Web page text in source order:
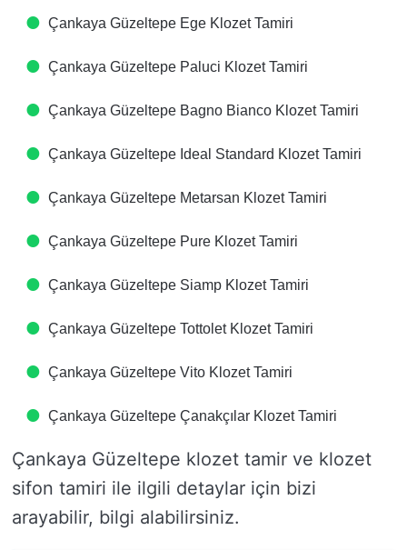
Çankaya Güzeltepe Ege Klozet Tamiri
Çankaya Güzeltepe Paluci Klozet Tamiri
Çankaya Güzeltepe Bagno Bianco Klozet Tamiri
Çankaya Güzeltepe Ideal Standard Klozet Tamiri
Çankaya Güzeltepe Metarsan Klozet Tamiri
Çankaya Güzeltepe Pure Klozet Tamiri
Çankaya Güzeltepe Siamp Klozet Tamiri
Çankaya Güzeltepe Tottolet Klozet Tamiri
Çankaya Güzeltepe Vito Klozet Tamiri
Çankaya Güzeltepe Çanakçılar Klozet Tamiri
Çankaya Güzeltepe klozet tamir ve klozet
sifon tamiri ile ilgili detaylar için bizi
arayabilir, bilgi alabilirsiniz.